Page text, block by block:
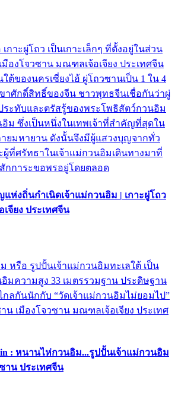
กาะผู่โถว เป็นเกาะเล็กๆ ที่ตั้งอยู่ในส่วน
องโจวซาน มณฑลเจ้อเจียง ประเทศจีน
ต้ของนครเซี่ยงไฮ้ ผู่โถวซานเป็น 1 ใน 4
าศักดิ์สิทธิ์ของจีน ชาวพุทธจีนเชื่อกันว่าผู่
ระทับและตรัสรู้ของพระโพธิสัตว์กวนอิม
อิม ซึ่งเป็นหนึ่งในเทพเจ้าที่สำคัญที่สุดใน
ยมหายาน ดังนั้นจึงมีผู้แสวงบุญจากทั่ว
ผู้ที่ศรัทธาในเจ้าแม่กวนอิมเดินทางมาที่
กการะขอพรอยู่โดยตลอด
ห่งถิ่นกำเนิดเจ้าแม่กวนอิม | เกาะผู่โถว
จียง ประเทศจีน
หรือ รูปปั้นเจ้าแม่กวนอิมทะเลใต้ เป็น
มความสูง 33 เมตรรวมฐาน ประดิษฐาน
กลกันนักกับ “วัดเจ้าแม่กวนอิมไม่ยอมไป”
น เมืองโจวซาน มณฑลเจ้อเจียง ประเทศ
: หนานไห่กวนอิม...รูปปั้นเจ้าแม่กวนอิม
าน ประเทศจีน